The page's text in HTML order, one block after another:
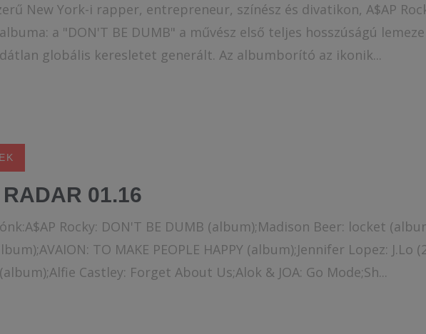
New York-i rapper, entrepreneur, színész és divatikon, A$AP
a "DON'T BE DUMB" a művész első teljes hosszúságú
globális keresletet generált. Az albumborító az ikonik...
01.16
Rocky: DON'T BE DUMB (album);Madison Beer: locket
TO MAKE PEOPLE HAPPY (album);Jennifer Lopez: J.Lo
Castley: Forget About Us;Alok & JOA: Go Mode;Sh...